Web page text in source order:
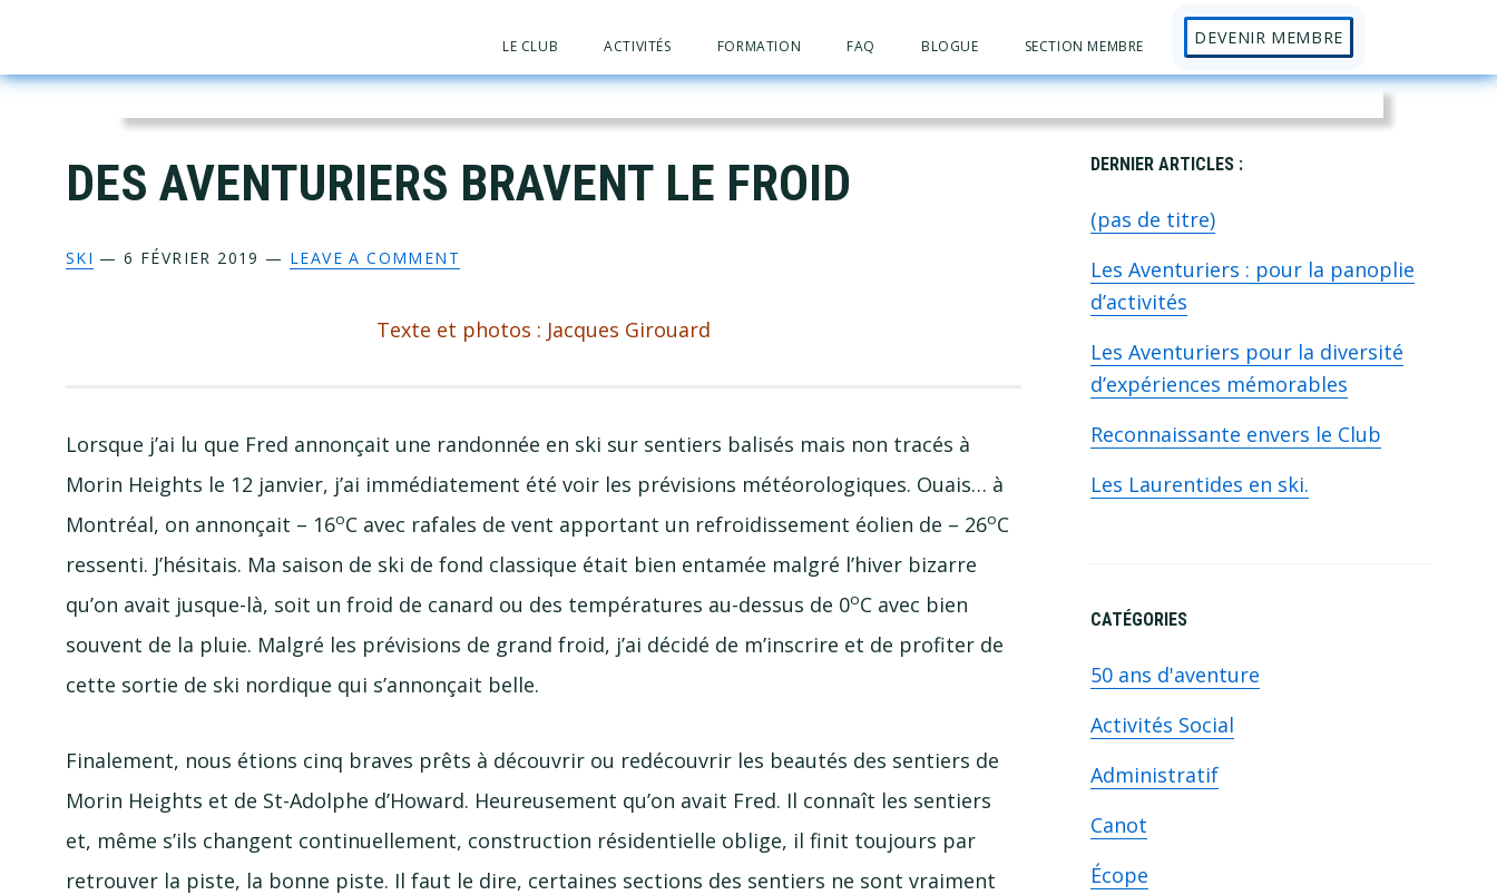
primary
main
primary
footer
LE CLUB ACTIVITÉS FORMATION FAQ BLOGUE SECTION MEMBRE DEVENIR MEMBRE
DES AVENTURIERS BRAVENT LE FROID
SKI —6 FÉVRIER 2019 — LEAVE A COMMENT
Texte et photos : Jacques Girouard
Lorsque j’ai lu que Fred annonçait une randonnée en ski sur sentiers balisés mais non tracés à
Morin Heights le 12 janvier, j’ai immédiatement été voir les prévisions météorologiques. Ouais… à
Montréal, on annonçait – 16oC avec rafales de vent apportant un refroidissement éolien de – 26oC
ressenti. J’hésitais. Ma saison de ski de fond classique était bien entamée malgré l’hiver bizarre
qu’on avait jusque-là, soit un froid de canard ou des températures au-dessus de 0oC avec bien
souvent de la pluie. Malgré les prévisions de grand froid, j’ai décidé de m’inscrire et de profiter de
cette sortie de ski nordique qui s’annonçait belle.
Finalement, nous étions cinq braves prêts à découvrir ou redécouvrir les beautés des sentiers de
Morin Heights et de St-Adolphe d’Howard. Heureusement qu’on avait Fred. Il connaît les sentiers
et, même s’ils changent continuellement, construction résidentielle oblige, il finit toujours par
retrouver la piste, la bonne piste. Il faut le dire, certaines sections des sentiers ne sont vraiment
Primary
Sidebar
DERNIER ARTICLES :
(pas de titre)
Les Aventuriers : pour la panoplie
d’activités
Les Aventuriers pour la diversité
d’expériences mémorables
Reconnaissante envers le Club
Les Laurentides en ski.
CATÉGORIES
50 ans d'aventure
Activités Social
Administratif
Canot
Écope